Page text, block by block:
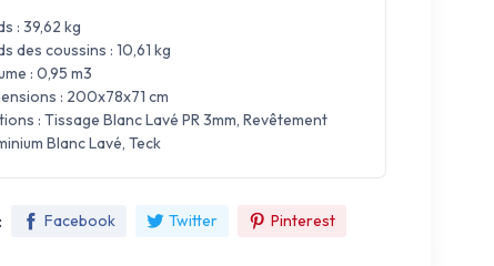
: 39,62 kg
des coussins : 10,61 kg
: 0,95 m3
: 200x78x71 cm
: Tissage Blanc Lavé PR 3mm, Revêtement
Blanc Lavé, Teck
Facebook Twitter Pinterest